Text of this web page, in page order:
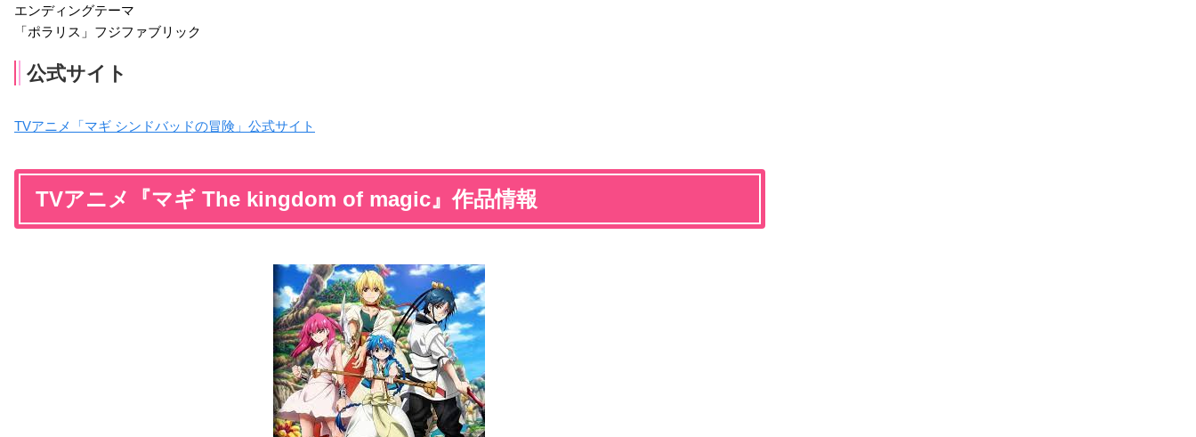
エンディングテーマ
「ポラリス」フジファブリック
公式サイト
TVアニメ「マギ シンドバッドの冒険」公式サイト
TVアニメ『マギ The kingdom of magic』作品情報